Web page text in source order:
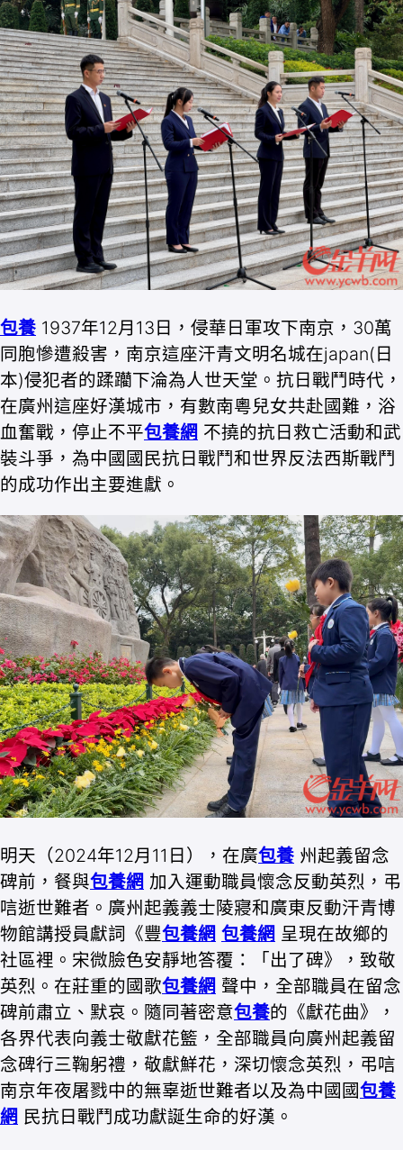
包養 1937年12月13日，侵華日軍攻下南京，30萬
同胞慘遭殺害，南京這座汗青文明名城在japan(日
本)侵犯者的蹂躪下淪為人世天堂。抗日戰鬥時代，
在廣州這座好漢城市，有數南粵兒女共赴國難，浴
血奮戰，停止不平包養網 不撓的抗日救亡活動和武
裝斗爭，為中國國民抗日戰鬥和世界反法西斯戰鬥
的成功作出主要進獻。
明天（2024年12月11日），在廣包養 州起義留念
碑前，餐與包養網 加入運動職員懷念反動英烈，弔
唁逝世難者。廣州起義義士陵寢和廣東反動汗青博
物館講授員獻詞《豐包養網 包養網 呈現在故鄉的
社區裡。宋微臉色安靜地答覆：「出了碑》，致敬
英烈。在莊重的國歌包養網 聲中，全部職員在留念
碑前肅立、默哀。隨同著密意包養的《獻花曲》，
各界代表向義士敬獻花籃，全部職員向廣州起義留
念碑行三鞠躬禮，敬獻鮮花，深切懷念英烈，弔唁
南京年夜屠戮中的無辜逝世難者以及為中國國包養
網 民抗日戰鬥成功獻誕生命的好漢。